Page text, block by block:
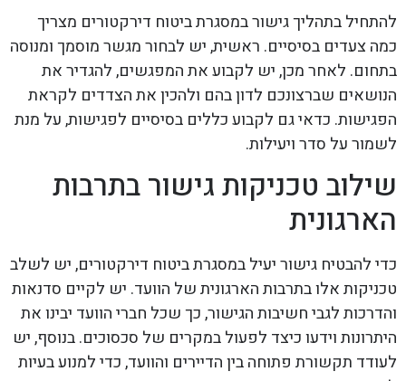
להתחיל בתהליך גישור במסגרת ביטוח דירקטורים מצריך
כמה צעדים בסיסיים. ראשית, יש לבחור מגשר מוסמך ומנוסה
בתחום. לאחר מכן, יש לקבוע את המפגשים, להגדיר את
הנושאים שברצונכם לדון בהם ולהכין את הצדדים לקראת
הפגישות. כדאי גם לקבוע כללים בסיסיים לפגישות, על מנת
לשמור על סדר ויעילות.
שילוב טכניקות גישור בתרבות
הארגונית
כדי להבטיח גישור יעיל במסגרת ביטוח דירקטורים, יש לשלב
טכניקות אלו בתרבות הארגונית של הוועד. יש לקיים סדנאות
והדרכות לגבי חשיבות הגישור, כך שכל חברי הוועד יבינו את
היתרונות וידעו כיצד לפעול במקרים של סכסוכים. בנוסף, יש
לעודד תקשורת פתוחה בין הדיירים והוועד, כדי למנוע בעיות